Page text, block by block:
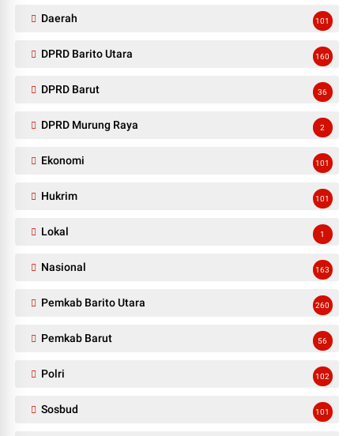
Daerah 101
DPRD Barito Utara 160
DPRD Barut 36
DPRD Murung Raya 2
Ekonomi 101
Hukrim 101
Lokal 1
Nasional 163
Pemkab Barito Utara 260
Pemkab Barut 56
Polri 102
Sosbud 101